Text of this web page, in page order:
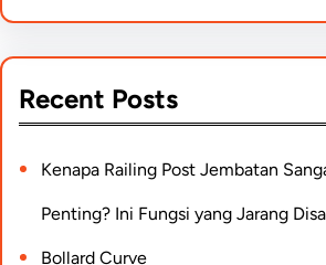
Recent Posts
Kenapa Railing Post Jembatan
Penting? Ini Fungsi yang Jarang
Bollard Curve